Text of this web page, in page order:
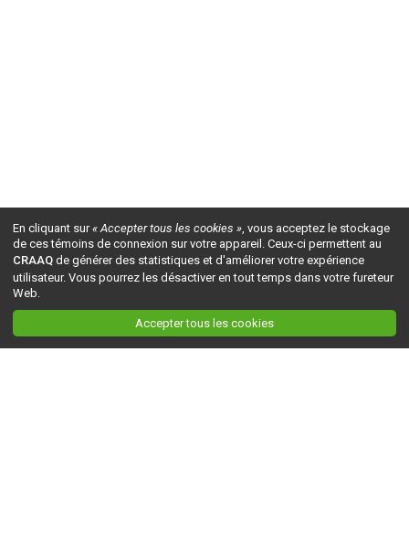
En cliquant sur« Accepter tous les cookies », vous acceptez le stockage
de ces témoins de connexion sur votre appareil. Ceux-ci permettent au
CRAAQ de générer des statistiques et d'améliorer votre expérience
utilisateur. Vous pourrez les désactiver en tout temps dans votre fureteur
Web.
Accepter tous les cookies